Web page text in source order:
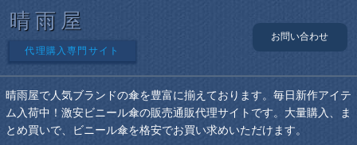
晴雨屋
代理購入専門サイト
お問い合わせ
晴雨屋で人気ブランドの傘を豊富に揃えております。毎日新作アイテ
ム入荷中！激安ビニール傘の販売通販代理サイトです。大量購入、ま
とめ買いで、ビニール傘を格安でお買い求めいただけます。